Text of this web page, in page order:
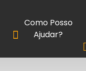
Como Posso
Ajudar?